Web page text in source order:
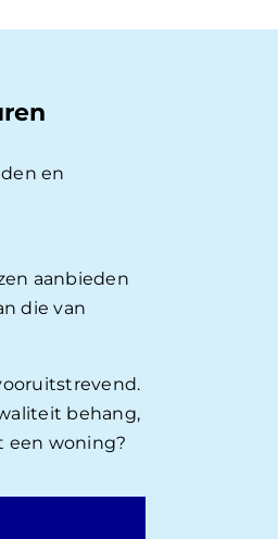
en
aanbieden
die van
behang,
een woning?